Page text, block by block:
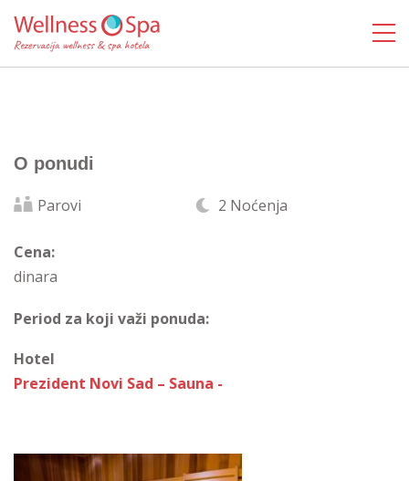
O ponudi
Parovi 2 Noćenja
Cena:
dinara
Period za koji važi ponuda:
Hotel
Prezident Novi Sad – Sauna -